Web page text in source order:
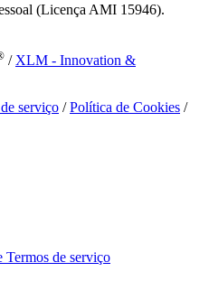
(Licença AMI 15946).
/ XLM - Innovation &
serviço /Política de Cookies /
Termos de serviço